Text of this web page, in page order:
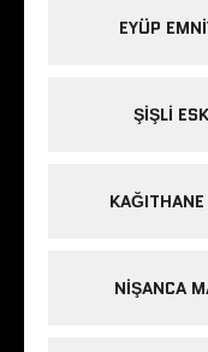
EYÜP
ŞIŞLI
NIŞANCA